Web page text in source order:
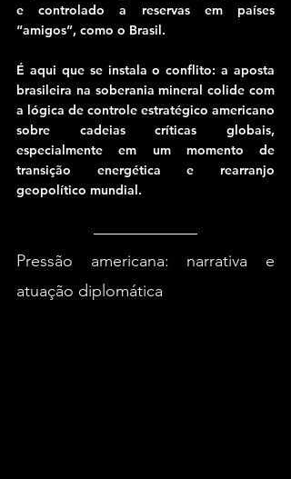
e controlado a reservas em países
“amigos”, como o Brasil.
É aqui que se instala o conflito: a aposta
brasileira na soberania mineral colide com
a lógica de controle estratégico americano
sobre cadeias críticas globais,
especialmente em um momento de
transição energética e rearranjo
geopolítico mundial.
Pressão americana: narrativa e
atuação diplomática